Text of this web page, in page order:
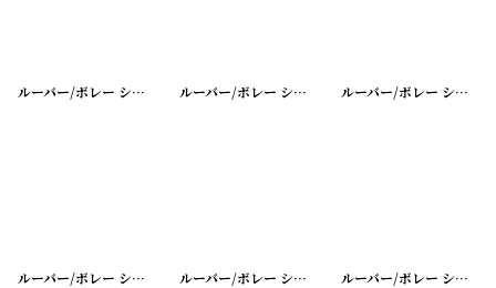
ルーバー/ボレー シャッター シングル [20200401-46 ]
ルーバー/ボレー シャッター シングル [20200401-
ルーバー/ボレー シャッター シングル
ルーバー/ボレー シャッター シングル [20200401-43
ルーバー/ボレー シャッター シングル [20200401-
ルーバー/ボレー シャッター シングル